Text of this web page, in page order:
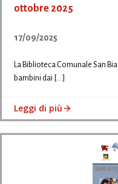
ottobre 2025
17/09/2025
La Biblioteca Comunale San
bambini dai […]
Leggi di più